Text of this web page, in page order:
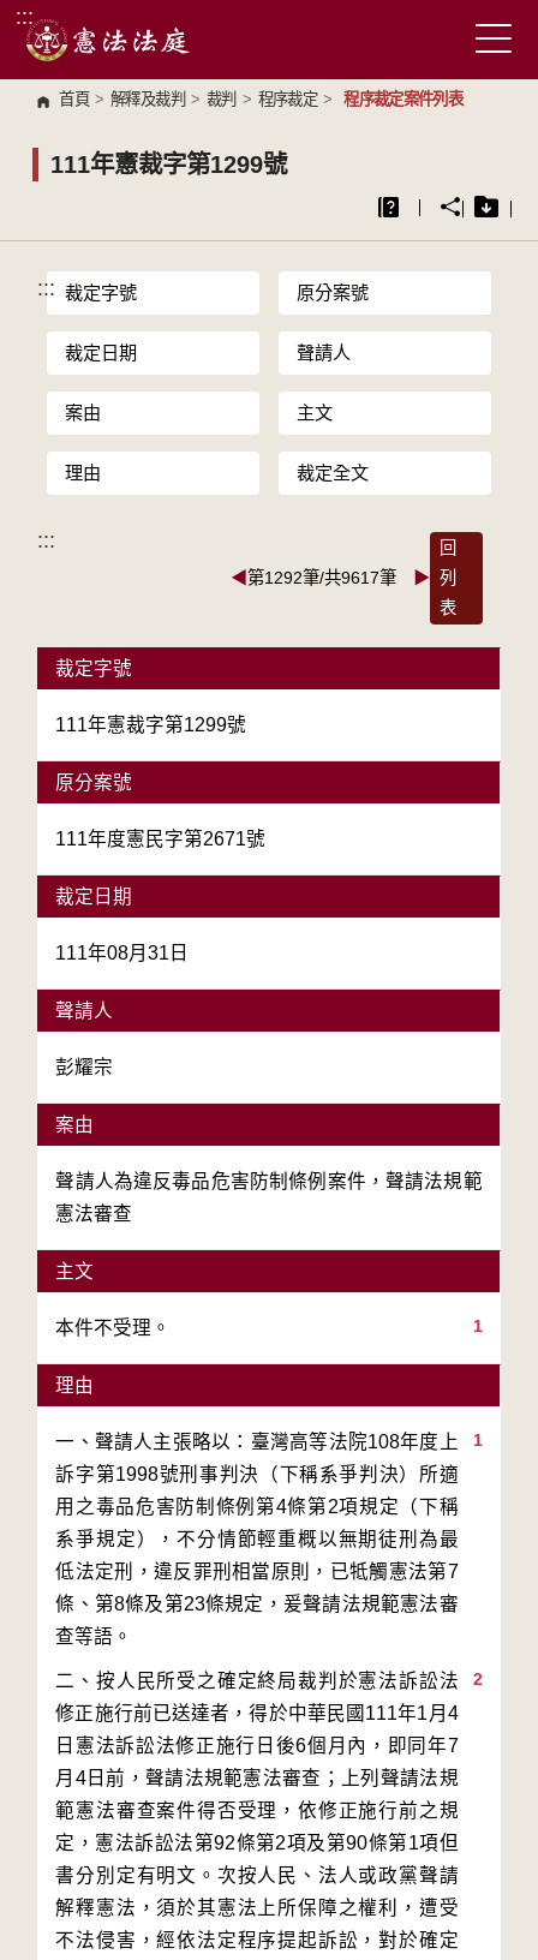
跳到主要內容區塊
:::
首頁 > 解釋及裁判 > 裁判 > 程序裁定 > 程序裁定案件列表
111年憲裁字第1299號
::: 裁定字號 原分案號
裁定日期 聲請人
案由 主文
理由 裁定全文
:::
◀第1292筆/共9617筆 ▶
回
列
表
裁定字號
111年憲裁字第1299號
原分案號
111年度憲民字第2671號
裁定日期
111年08月31日
聲請人
彭耀宗
案由
聲請人為違反毒品危害防制條例案件，聲請法規範
憲法審查
主文
1
本件不受理。
理由
1
一、聲請人主張略以：臺灣高等法院108年度上
訴字第1998號刑事判決（下稱系爭判決）所適
用之毒品危害防制條例第4條第2項規定（下稱
系爭規定），不分情節輕重概以無期徒刑為最
低法定刑，違反罪刑相當原則，已牴觸憲法第7
條、第8條及第23條規定，爰聲請法規範憲法審
2
二、按人民所受之確定終局裁判於憲法訴訟法
修正施行前已送達者，得於中華民國111年1月4
日憲法訴訟法修正施行日後6個月內，即同年7
月4日前，聲請法規範憲法審查；上列聲請法規
範憲法審查案件得否受理，依修正施行前之規
定，憲法訴訟法第92條第2項及第90條第1項但
書分別定有明文。次按人民、法人或政黨聲請
解釋憲法，須於其憲法上所保障之權利，遭受
不法侵害，經依法定程序提起訴訟，對於確定